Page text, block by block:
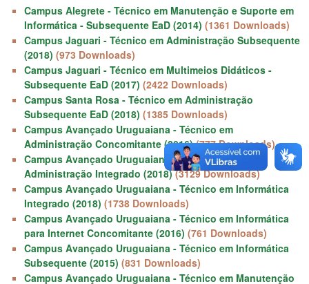
Campus Alegrete - Técnico em Manutenção e Suporte em
Informática - Subsequente EaD (2014) (1361 Downloads)
Campus Jaguari - Técnico em Administração Subsequente
(2018) (973 Downloads)
Campus Jaguari - Técnico em Multimeios Didáticos -
Subsequente EaD (2017) (2422 Downloads)
Campus Santa Rosa - Técnico em Administração
Subsequente EaD (2018) (1385 Downloads)
Campus Avançado Uruguaiana - Técnico em
Administração Concomitante (2016) (777 Downloads)
Campus Avançado Uruguaiana - Técnico em
Administração Integrado (2018) (3129 Downloads)
Campus Avançado Uruguaiana - Técnico em Informática
Integrado (2018) (1738 Downloads)
Campus Avançado Uruguaiana - Técnico em Informática
para Internet Concomitante (2016) (761 Downloads)
Campus Avançado Uruguaiana - Técnico em Informática
Subsequente (2015) (831 Downloads)
Campus Avançado Uruguaiana - Técnico em Manutenção